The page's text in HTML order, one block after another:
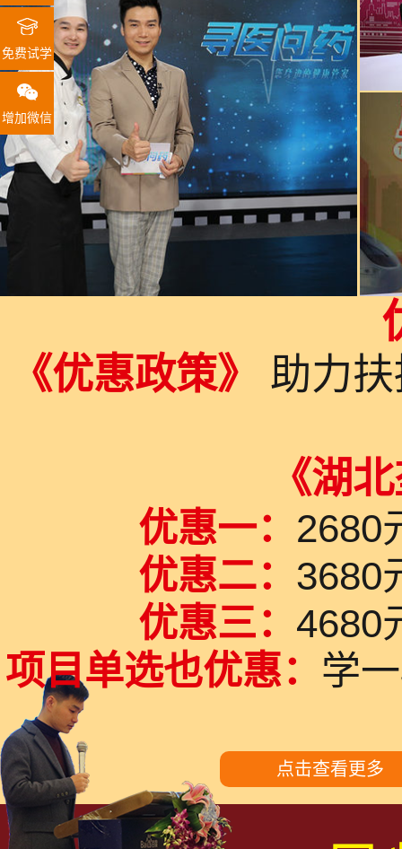
《优惠政策》 助力
《湖
优惠一： 2680
优惠二： 3680
优惠三： 4680
项目单选也优惠： 学
点击查看更多
免费试学
增加微信